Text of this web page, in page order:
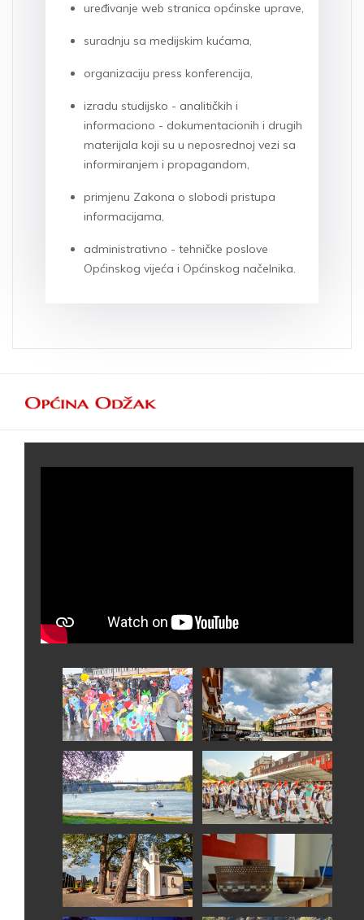
uređivanje web stranica općinske uprave,
suradnju sa medijskim kućama,
organizaciju press konferencija,
izradu studijsko - analitičkih i
informaciono - dokumentacionih i drugih
materijala koji su u neposrednoj vezi sa
informiranjem i propagandom,
primjenu Zakona o slobodi pristupa
informacijama,
administrativno - tehničke poslove
Općinskog vijeća i Općinskog načelnika.